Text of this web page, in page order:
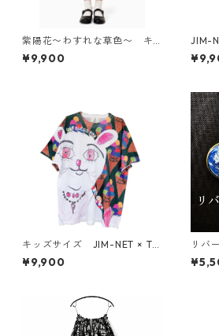
紫陽花〜わすれな草色〜 キ
ッズスカート
¥9,900
JIM-
ESS
（キ
キッズサイズ JIM-NET × TE
NBO 「CAT BLESS YOU」
¥9,900
リバ
A &